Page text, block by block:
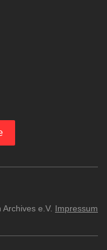
e.V. Impressum